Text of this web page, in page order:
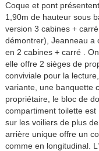
Coque et pont
1,90m de hauteur sous
version 3 cabines +
démontrer), Jeanneau a
en 2 cabines + carré .
elle offre 2 sièges de
conviviale pour la
variante, une banquette
propriétaire, le bloc de
compartiment toilette est
sur les voiliers de plus
arrière unique offre un
comme en longitudinal.